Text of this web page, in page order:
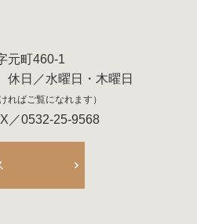
元町460-1
日／水曜日・木曜日
ればご覧になれます）
／0532-25-9568